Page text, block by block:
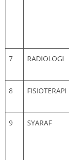
7 RADIOLOGI
8 FISIOTERAPI
9 SYARAF